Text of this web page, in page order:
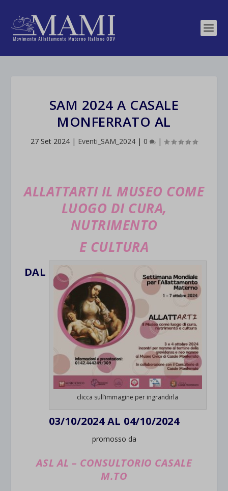
SAM 2024 A CASALE
MONFERRATO AL
27 Set 2024 | Eventi_SAM_2024 | 0 |
ALLATTARTI IL MUSEO COME
LUOGO DI CURA,
NUTRIMENTO
E CULTURA
clicca sull’immagine per ingrandirla
DAL
03/10/2024 AL 04/10/2024
promosso da
ASL AL – CONSULTORIO CASALE
M.TO